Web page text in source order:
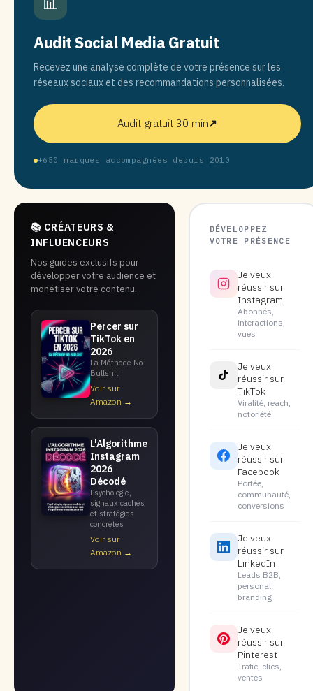
Audit Social Media Gratuit
Recevez une analyse complète de votre présence sur les
réseaux sociaux et des recommandations personnalisées.
Audit gratuit 30 min↗
+650 marques accompagnées depuis 2010
📚 CRÉATEURS &
INFLUENCEURS
Nos guides exclusifs pour
développer votre audience et
monétiser votre contenu.
Percer sur
TikTok en
2026
La Méthode No
Bullshit
Voir sur
Amazon →
L'Algorithme
Instagram
2026
Décodé
Psychologie,
signaux cachés
et stratégies
concrètes
Voir sur
Amazon →
DÉVELOPPEZ
VOTRE PRÉSENCE
Je veux
réussir sur
Instagram
Abonnés,
interactions,
vues
Je veux
réussir sur
TikTok
Viralité, reach,
notoriété
Je veux
réussir sur
Facebook
Portée,
communauté,
conversions
Je veux
réussir sur
LinkedIn
Leads B2B,
personal
branding
Je veux
réussir sur
Pinterest
Trafic, clics,
ventes